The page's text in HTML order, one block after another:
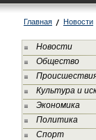
Главная Новости
Новости
Общество
Культура и
Экономика
Политика
Спорт